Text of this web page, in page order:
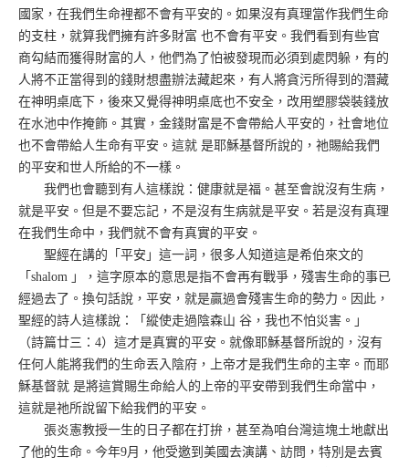
國家，在我們生命裡都不會有平安的。如果沒有真理當作我們生命
的支柱，就算我們擁有許多財富 也不會有平安。我們看到有些官
商勾結而獲得財富的人，他們為了怕被發現而必須到處閃躲，有的
人將不正當得到的錢財想盡辦法藏起來，有人將貪污所得到的潛藏
在神明桌底下，後來又覺得神明桌底也不安全，改用塑膠袋裝錢放
在水池中作掩飾。其實，金錢財富是不會帶給人平安的，社會地位
也不會帶給人生命有平安。這就 是耶穌基督所說的，祂賜給我們
的平安和世人所給的不一樣。
我們也會聽到有人這樣說：健康就是福。甚至會說沒有生病，
就是平安。但是不要忘記，不是沒有生病就是平安。若是沒有真理
在我們生命中，我們就不會有真實的平安。
聖經在講的「平安」這一詞，很多人知道這是希伯來文的
「shalom 」，這字原本的意思是指不會再有戰爭，殘害生命的事已
經過去了。換句話說，平安，就是贏過會殘害生命的勢力。因此，
聖經的詩人這樣說：「縱使走過陰森山 谷，我也不怕災害。」
（詩篇廿三：4）這才是真實的平安。就像耶穌基督所說的，沒有
任何人能將我們的生命丟入陰府，上帝才是我們生命的主宰。而耶
穌基督就 是將這賞賜生命給人的上帝的平安帶到我們生命當中，
這就是祂所說留下給我們的平安。
張炎憲教授一生的日子都在打拚，甚至為咱台灣這塊土地獻出
了他的生命。今年9月，他受邀到美國去演講、訪問，特別是去賓